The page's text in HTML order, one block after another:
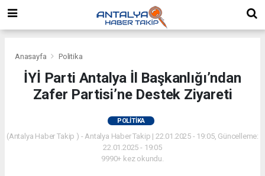
Anasayfa Politika
İYİ Parti Antalya İl Başkanlığı’ndan
Zafer Partisi’ne Destek Ziyareti
POLITIKA
(Antalya Haber Takip ) - Antalya Haber Takip | 22.01.2025 - 19:05, Güncelleme:
22.01.2025 - 19:05
9990+ kez okundu.